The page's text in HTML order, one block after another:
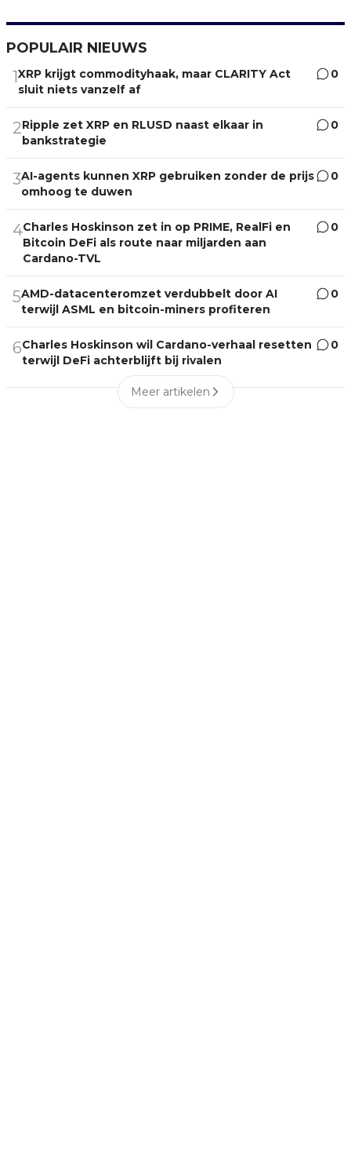
POPULAIR NIEUWS
1XRP krijgt commodityhaak, maar CLARITY Act
sluit niets vanzelf af
0
2Ripple zet XRP en RLUSD naast elkaar in
bankstrategie
0
3AI-agents kunnen XRP gebruiken zonder de prijs
omhoog te duwen
0
4Charles Hoskinson zet in op PRIME, RealFi en
Bitcoin DeFi als route naar miljarden aan
Cardano-TVL
0
5AMD-datacenteromzet verdubbelt door AI
terwijl ASML en bitcoin-miners profiteren
0
6Charles Hoskinson wil Cardano-verhaal resetten
terwijl DeFi achterblijft bij rivalen
0
Meer artikelen